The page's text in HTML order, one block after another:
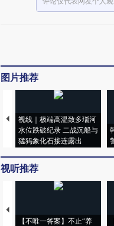
图片推荐
视线｜极端高温致多瑙河
水位跌破纪录 二战沉船与
猛犸象化石接连露出
视听推荐
【不唯一答案】不止“养